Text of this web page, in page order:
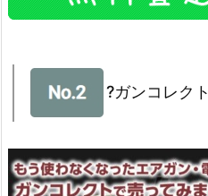
?ガンコレクト